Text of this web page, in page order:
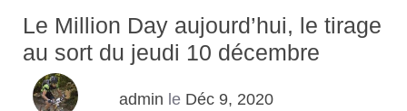
Le Million Day aujourd’hui, le tirage
au sort du jeudi 10 décembre
admin le Déc 9, 2020